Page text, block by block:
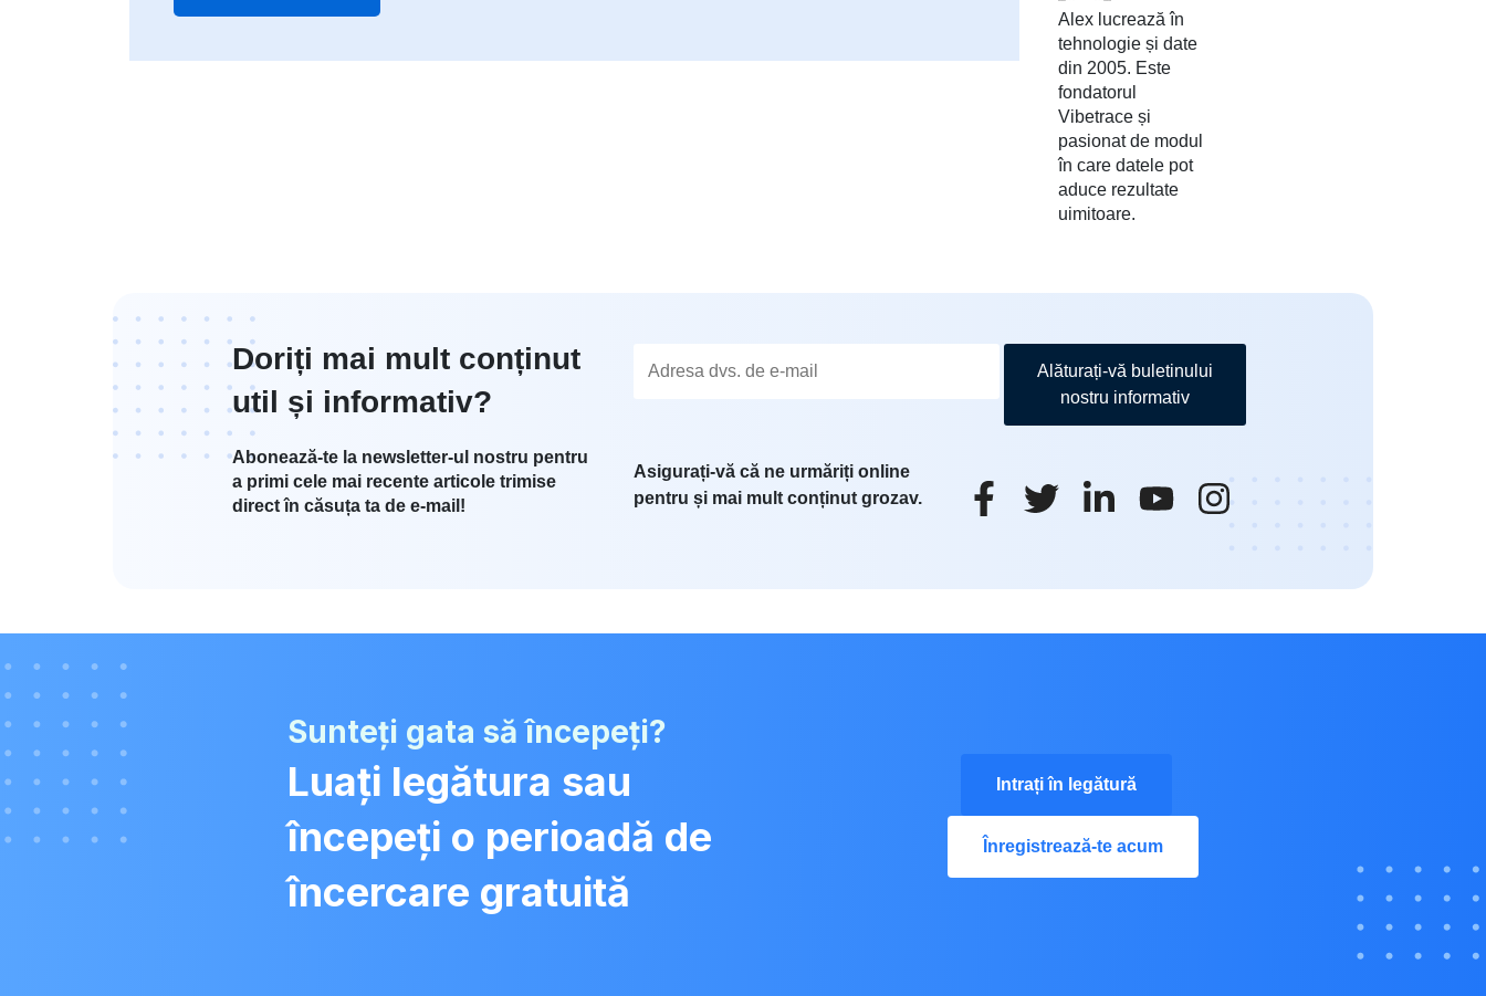
Alex lucrează în
tehnologie și date
din 2005. Este
fondatorul
Vibetrace și
pasionat de modul
în care datele pot
aduce rezultate
uimitoare.
Doriți mai mult conținut
util și informativ?
Abonează-te la newsletter-ul nostru pentru
a primi cele mai recente articole trimise
direct în căsuța ta de e-mail!
Alăturați-vă buletinului
nostru informativ
Asigurați-vă că ne urmăriți online
pentru și mai mult conținut grozav.
Sunteți gata să începeți?
Luați legătura sau
începeți o perioadă de
încercare gratuită
Intrați în legătură
Înregistrează-te acum